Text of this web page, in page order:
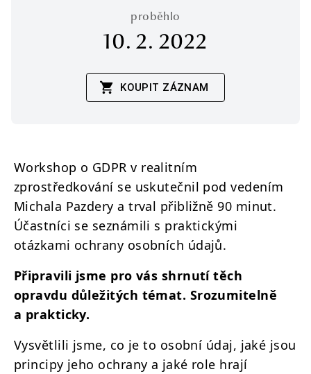
proběhlo
10. 2. 2022
KOUPIT ZÁZNAM
Workshop o GDPR v realitním
zprostředkování se uskutečnil pod vedením
Michala Pazdery a trval přibližně 90 minut.
Účastníci se seznámili s praktickými
otázkami ochrany osobních údajů.
Připravili jsme pro vás shrnutí těch
opravdu důležitých témat. Srozumitelně
a prakticky.
Vysvětlili jsme, co je to osobní údaj, jaké jsou
principy jeho ochrany a jaké role hrají